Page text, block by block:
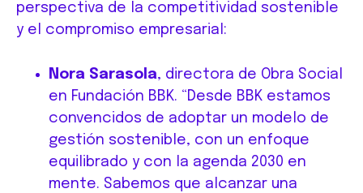
perspectiva de la competitividad sostenible
y el compromiso empresarial:
Nora Sarasola, directora de Obra Social
en Fundación BBK. “Desde BBK estamos
convencidos de adoptar un modelo de
gestión sostenible, con un enfoque
equilibrado y con la agenda 2030 en
mente. Sabemos que alcanzar una